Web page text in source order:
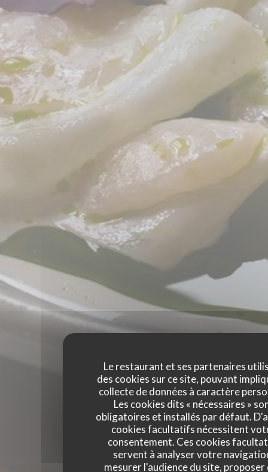
Le restaurant et ses partenaires
des cookies sur ce site, pouvant
collecte de données à caractère
Les cookies dits « nécessaires »
obligatoires et installés par défaut.
cookies facultatifs nécessitent
consentement. Ces cookies
servent à analyser votre
mesurer l'audience du site, proposer